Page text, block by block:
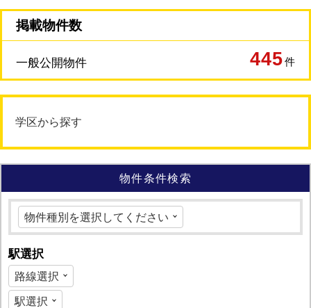
掲載物件数
一般公開物件 445件
学区から探す
物件条件検索
駅選択